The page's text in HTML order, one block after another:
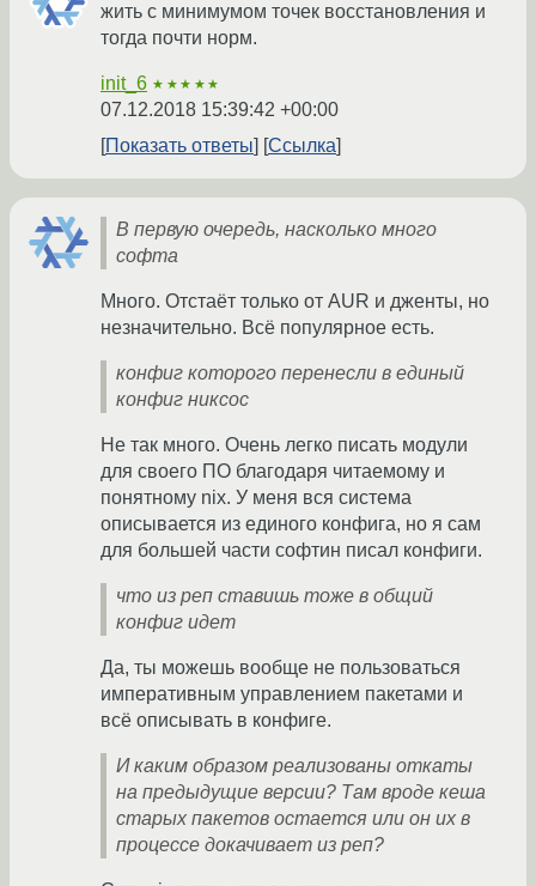
жить с минимумом точек восстановления и
тогда почти норм.
init_6 ★★★★★
07.12.2018 15:39:42 +00:00
Показать ответы
Ссылка
В первую очередь, насколько много
софта
Много. Отстаёт только от AUR и дженты, но
незначительно. Всё популярное есть.
конфиг которого перенесли в единый
конфиг никсос
Не так много. Очень легко писать модули
для своего ПО благодаря читаемому и
понятному nix. У меня вся система
описывается из единого конфига, но я сам
для большей части софтин писал конфиги.
что из реп ставишь тоже в общий
конфиг идет
Да, ты можешь вообще не пользоваться
императивным управлением пакетами и
всё описывать в конфиге.
И каким образом реализованы откаты
на предыдущие версии? Там вроде кеша
старых пакетов остается или он их в
процессе докачивает из реп?